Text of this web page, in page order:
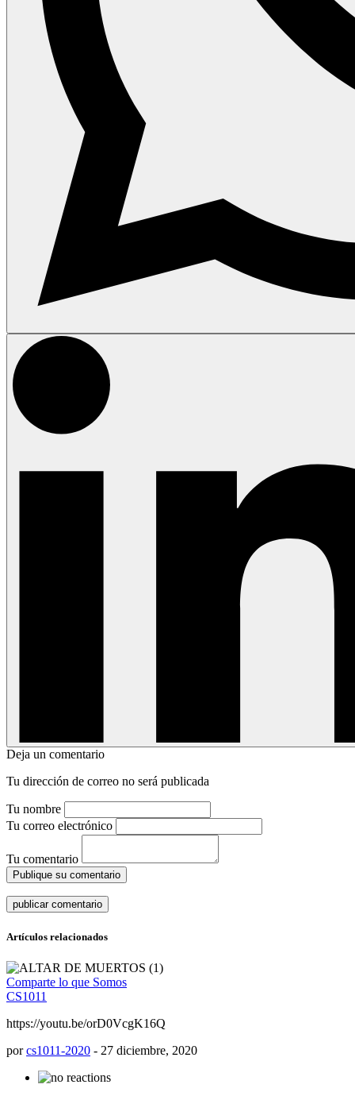
Deja un comentario
Tu dirección de correo no será publicada
Tu nombre
Tu correo electrónico
Tu comentario
Publique su comentario
Artículos relacionados
Comparte lo que Somos
CS1011
https://youtu.be/orD0VcgK16Q
porcs1011-2020 - 27 diciembre, 2020